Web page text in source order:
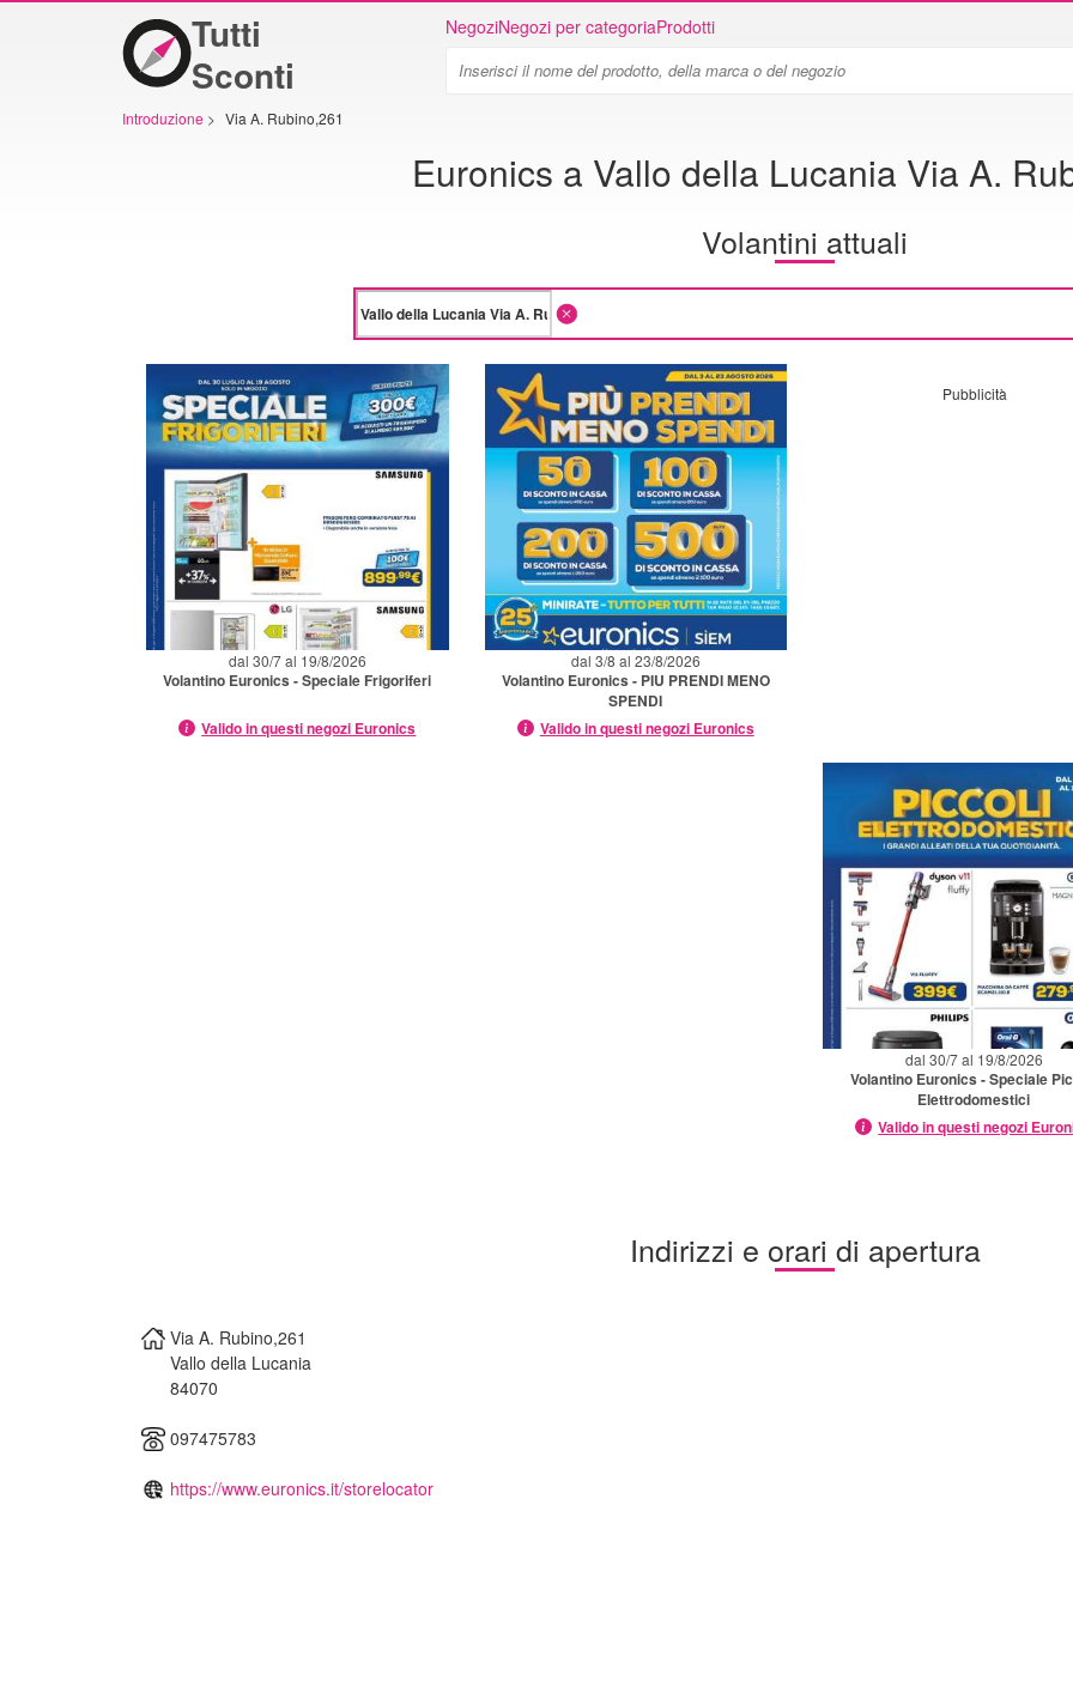
Tutti
Sconti
NegoziNegozi per categoriaProdotti
Introduzione > Via A. Rubino,261
Euronics a Vallo della Lucania Via A.
Volantini attuali
dal 30/7 al 19/8/2026
Volantino Euronics - Speciale Frigoriferi
Valido in questi negozi Euronics
dal 3/8 al 23/8/2026
Volantino Euronics - PIU PRENDI MENO
SPENDI
Valido in questi negozi Euronics
Pubblicità
dal 30/7 al 19/8/2026
Volantino Euronics - Speciale
Elettrodomestici
Valido in questi negozi
Indirizzi e orari di apertura
Via A. Rubino,261
Vallo della Lucania
84070
097475783
https://www.euronics.it/storelocator